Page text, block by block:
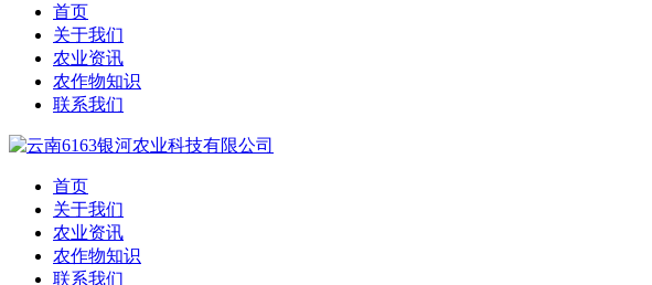
首页
关于我们
农业资讯
农作物知识
联系我们
首页
关于我们
农业资讯
农作物知识
联系我们